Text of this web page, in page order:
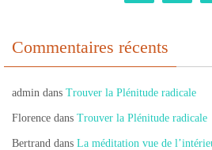
Commentaires récents
admin dans Trouver la Plénitude radicale
Florence dans Trouver la Plénitude radicale
Bertrand dans La méditation vue de